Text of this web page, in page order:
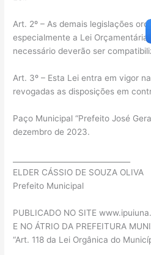
Art. 2º – As demais legislações
especialmente a Lei
necessário deverão ser
Art. 3º – Esta Lei entra em vigor
revogadas as disposições em
Paço Municipal “Prefeito José
dezembro de 2023.
ELDER CÁSSIO DE SOUZA OLIVA
Prefeito Municipal
PUBLICADO NO SITE
E NO ÁTRIO DA PREFEITURA
“Art. 118 da Lei Orgânica do